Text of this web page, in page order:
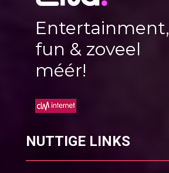
Entertainment,
fun & zoveel
méér!
NUTTIGE LINKS